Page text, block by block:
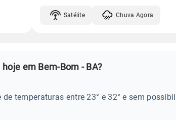
Satélite Chuva Agora
em Bem-Bom - BA?
temperaturas entre 23° e 32° e sem